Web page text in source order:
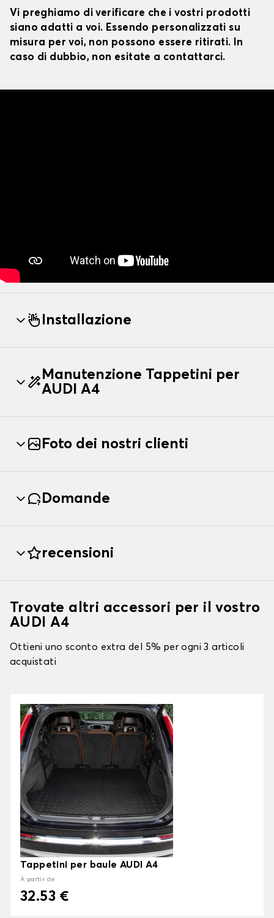
Vi preghiamo di verificare che i vostri prodotti
siano adatti a voi. Essendo personalizzati su
misura per voi, non possono essere ritirati. In
caso di dubbio, non esitate a contattarci.
Installazione
Manutenzione Tappetini per
AUDI A4
Foto dei nostri clienti
Domande
recensioni
Trovate altri accessori per il vostro
AUDI A4
Ottieni uno sconto extra del 5% per ogni 3 articoli
acquistati
Tappetini per baule AUDI A4
À partir de
32.53 €